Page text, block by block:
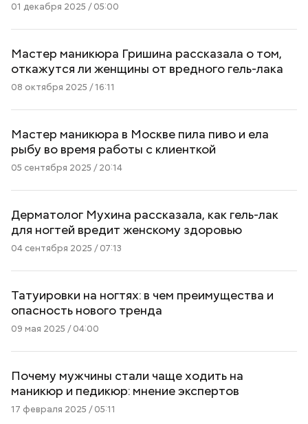
01 декабря 2025 / 05:00
Мастер маникюра Гришина рассказала о том,
откажутся ли женщины от вредного гель-лака
08 октября 2025 / 16:11
Мастер маникюра в Москве пила пиво и ела
рыбу во время работы с клиенткой
05 сентября 2025 / 20:14
Дерматолог Мухина рассказала, как гель-лак
для ногтей вредит женскому здоровью
04 сентября 2025 / 07:13
Татуировки на ногтях: в чем преимущества и
опасность нового тренда
09 мая 2025 / 04:00
Почему мужчины стали чаще ходить на
маникюр и педикюр: мнение экспертов
17 февраля 2025 / 05:11